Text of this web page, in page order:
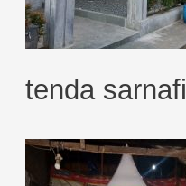
tenda sarnafil